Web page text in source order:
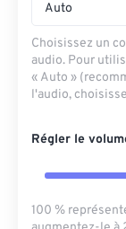
Auto
Choisissez un
audio. Pour
« Auto »
l'audio,
Régler le
100 %